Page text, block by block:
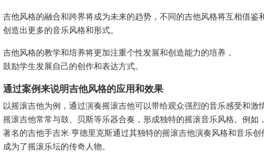
吉他风格的融合和跨界将成为未来的趋势，不同的吉他风格将互相借鉴
创造出更多的音乐风格和形式。
吉他风格的教学和培养将更加注重个性发展和创造能力的培养，
鼓励学生发展自己的创作和表达方式。
通过案例来说明吉他风格的应用和效果
以摇滚吉他为例，通过演奏摇滚吉他可以带给观众强烈的音乐感受和激
摇滚吉他常常与鼓、贝斯等乐器合奏，形成独特的摇滚音乐风格。例如
著名的吉他手吉米·亨德里克斯通过其独特的摇滚吉他演奏风格和音乐创
成为了摇滚乐坛的传奇人物。